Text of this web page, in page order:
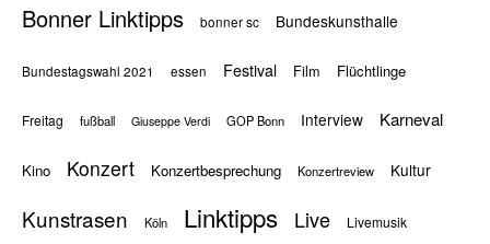
Bonner Linktipps bonner sc Bundeskunsthalle
Bundestagswahl 2021 essen Festival Film Flüchtlinge
Freitag fußball Giuseppe Verdi GOP Bonn Interview Karneval
Kino Konzert Konzertbesprechung Konzertreview Kultur
Kunstrasen Köln Linktipps Live Livemusik